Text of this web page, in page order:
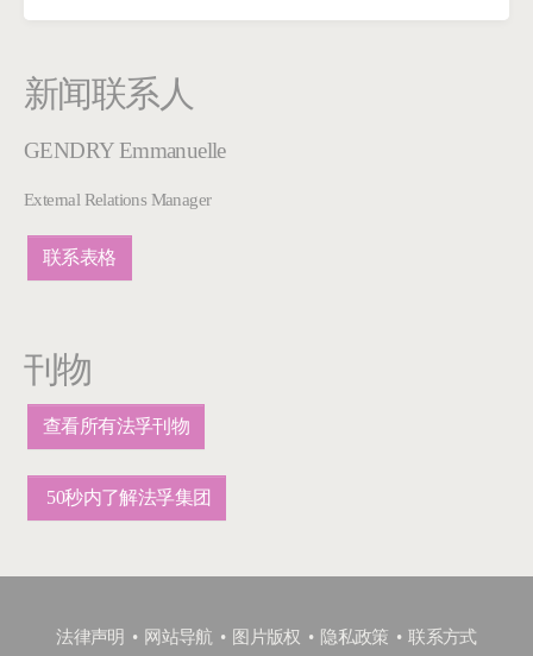
新闻联系人
GENDRY Emmanuelle
External Relations Manager
联系表格
刊物
查看所有法孚刊物
50秒内了解法孚集团
法律声明 网站导航 图片版权 隐私政策 联系方式